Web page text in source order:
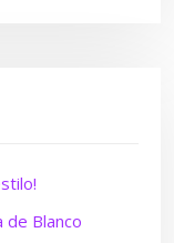
Blanco